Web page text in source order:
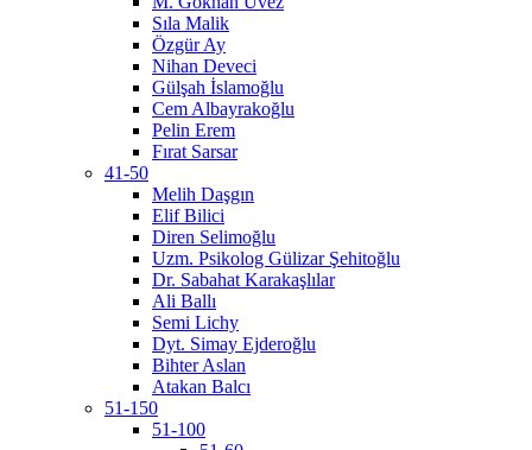
Sıla Malik
Özgür Ay
Nihan Deveci
Gülşah İslamoğlu
Cem Albayrakoğlu
Pelin Erem
Fırat Sarsar
41-50
Melih Daşgın
Elif Bilici
Diren Selimoğlu
Uzm. Psikolog Gülizar Şehitoğlu
Dr. Sabahat Karakaşlılar
Ali Ballı
Semi Lichy
Dyt. Simay Ejderoğlu
Bihter Aslan
Atakan Balcı
51-150
51-100